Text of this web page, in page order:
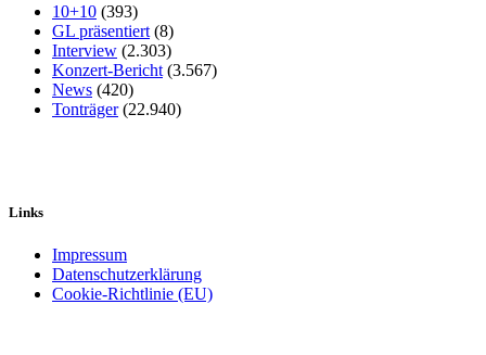
10+10 (393)
GL präsentiert (8)
Interview (2.303)
Konzert-Bericht (3.567)
News (420)
Tonträger(22.940)
Links
Impressum
Datenschutzerklärung
Cookie-Richtlinie (EU)